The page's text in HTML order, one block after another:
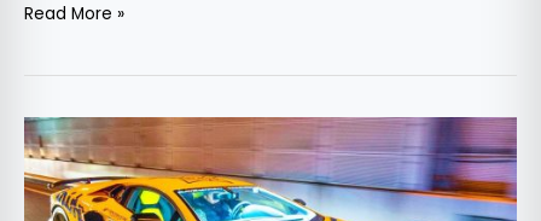
Read More »
Adio,
tuning!
Statul